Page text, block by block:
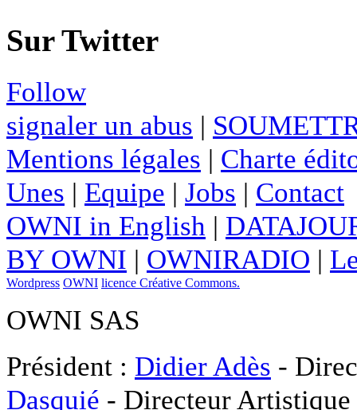
Sur Twitter
Follow
signaler un abus |
Mentions légales | Charte
Unes | Equipe | Jobs | Contact
OWNI in English |
BY OWNI | OWNIRADIO |
Wordpress OWNI licence Créative Commons.
OWNI SAS
Président : Didier Adès -
Dasquié - Directeur